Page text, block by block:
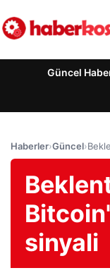
Güncel
Haberler›Güncel›
sinyali